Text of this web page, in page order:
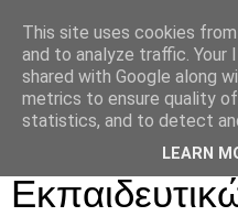
Δρ. Ράνια
Υποστήριξη
This site uses cookies
and to analyze traffic. Your
shared with Google along
metrics to ensure quality
statistics, and to detect
LEARN